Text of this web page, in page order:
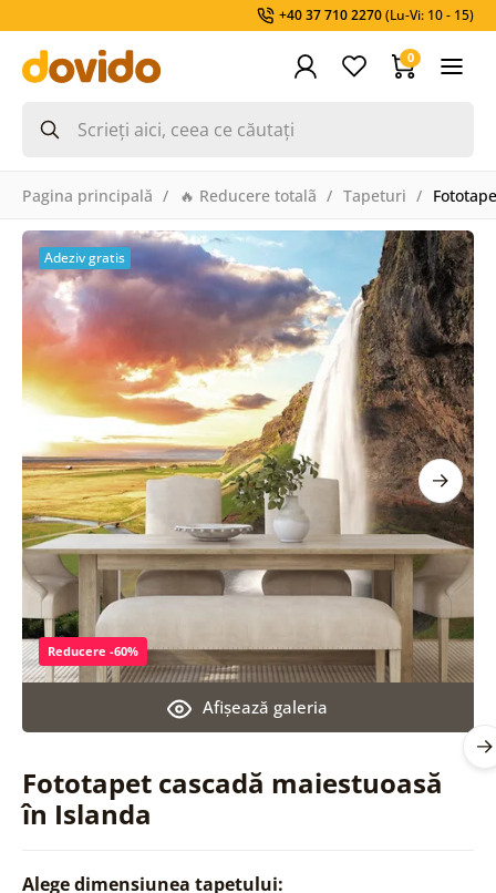
+40 37 710 2270(Lu-Vi: 10 - 15)
0
Pagina principală 🔥 Reducere totalã Tapeturi
Fototapet cascadă maiestuoasă
în Islanda
Afişează galeria
Reducere -60%
Adeziv gratis
Alege dimensiunea tapetului: